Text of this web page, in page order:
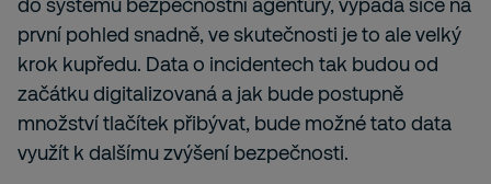
první pohled snadně, ve skutečnosti je to ale velký
krok kupředu. Data o incidentech tak budou od
začátku digitalizovaná a jak bude postupně
množství tlačítek přibývat, bude možné tato data
využít k dalšímu zvýšení bezpečnosti.